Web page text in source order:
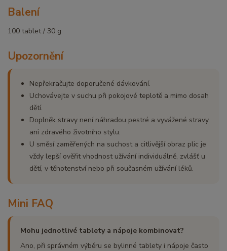
Balení
100 tablet / 30 g
Upozornění
Nepřekračujte doporučené dávkování.
Uchovávejte v suchu při pokojové teplotě a mimo dosah
dětí.
Doplněk stravy není náhradou pestré a vyvážené stravy
ani zdravého životního stylu.
U směsí zaměřených na suchost a citlivější obraz plic je
vždy lepší ověřit vhodnost užívání individuálně, zvlášť u
dětí, v těhotenství nebo při současném užívání léků.
Mini FAQ
Mohu jednotlivé tablety a nápoje kombinovat?
Ano, při správném výběru se bylinné tablety i nápoje často